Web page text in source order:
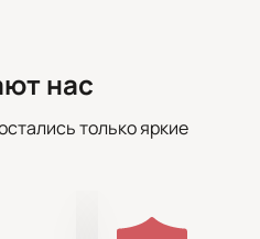
откроет новую
За два часа гости
оригинальное световое
Организаторы
из нового альбома
нас
только яркие